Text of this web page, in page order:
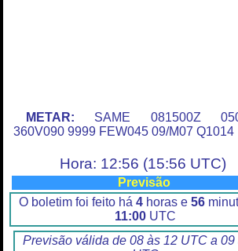
METAR: SAME 081500Z
360V090 9999 FEW045 09/M07 Q1014
Hora: 12:56 (15:56 UTC)
Previsão
O boletim foi feito há 4 horas e 56
11:00 UTC
Previsão válida de 08 às 12 UTC a 09